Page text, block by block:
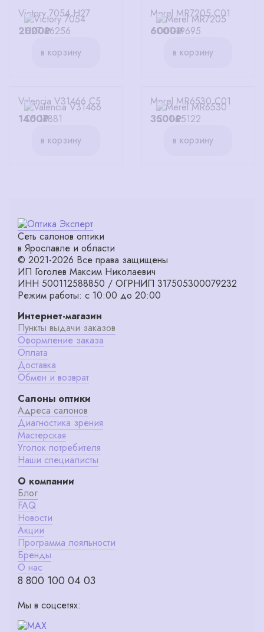
Victory 7054 H27
2000₽
в корзину
Merel MR7205 C01
6000₽
в корзину
Valencia V31466 C5
1400₽
в корзину
Merel MR6530 C01
3500₽
в корзину
Сеть салонов оптики
в Ярославле и области
© 2021-2026 Все права защищены
ИП Гоголев Максим Николаевич
ИНН 500112588850 / ОГРНИП 317505300079232
Режим работы: с 10:00 до 20:00
Интернет-магазин
Пункты выдачи заказов
Оформление заказа
Оплата
Доставка
Обмен и возврат
Салоны оптики
Адреса салонов
Диагностика зрения
Мастерская
Уголок потребителя
Наши специалисты
О компании
Блог
FAQ
Новости
Акции
Программа лояльности
Бренды
О нас
8 800 100 04 03
Мы в соцсетях: